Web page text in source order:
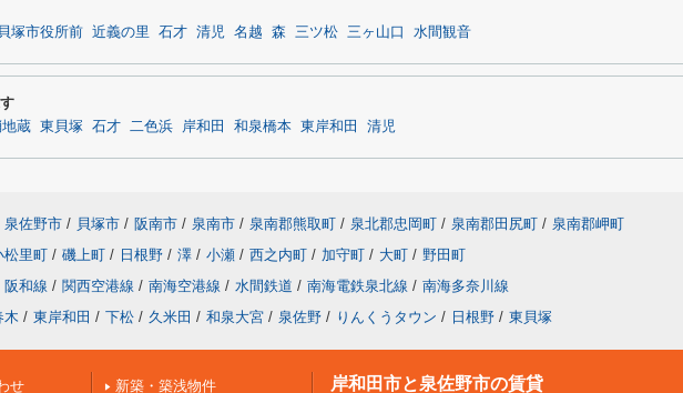
貝塚市役所前 近義の里 石才 清児 名越 森 三ツ松 三ヶ山口 水間観音
蔵 東貝塚 石才 二色浜 岸和田 和泉橋本 東岸和田 清児
泉佐野市 / 貝塚市 / 阪南市 / 泉南市 / 泉南郡熊取町 / 泉北郡忠岡町 / 泉南郡田尻町 / 泉南郡岬町
松里町 / 磯上町 / 日根野 / 澤 / 小瀬 / 西之内町 / 加守町 / 大町 / 野田町
阪和線 / 関西空港線 / 南海空港線 / 水間鉄道 / 南海電鉄泉北線 / 南海多奈川線
木 / 東岸和田 / 下松 / 久米田 / 和泉大宮 / 泉佐野 / りんくうタウン / 日根野 / 東貝塚
せ 新築・築浅物件 岸和田市と泉佐野市の賃貸